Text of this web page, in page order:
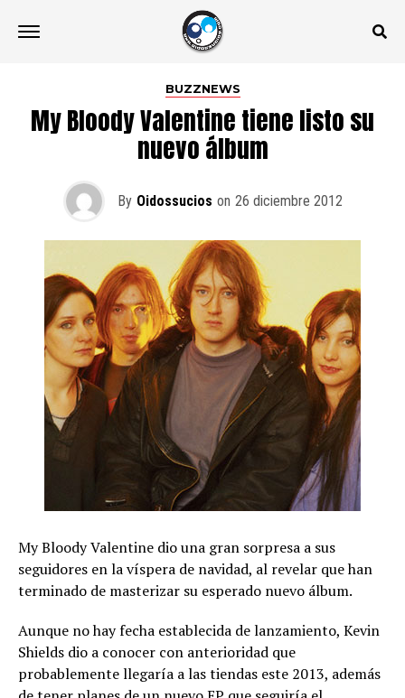
BUZZNEWS
My Bloody Valentine tiene listo su
nuevo álbum
By Oidossucios on 26 diciembre 2012
My Bloody Valentine dio una gran sorpresa a sus
seguidores en la víspera de navidad, al revelar que han
terminado de masterizar su esperado nuevo álbum.
Aunque no hay fecha establecida de lanzamiento, Kevin
Shields dio a conocer con anterioridad que
probablemente llegaría a las tiendas este 2013, además